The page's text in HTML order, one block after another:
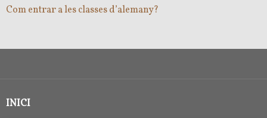
Com entrar a les classes d’alemany?
INICI